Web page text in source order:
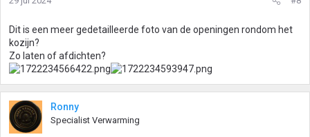
Dit is een meer gedetailleerde foto van de openingen rondom het
kozijn?
Zo laten of afdichten?
Ronny
Specialist Verwarming